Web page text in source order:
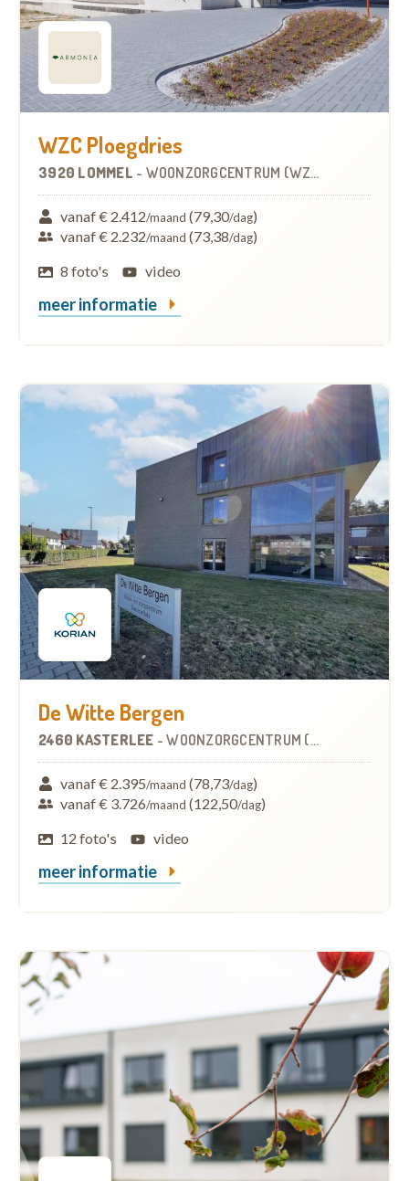
WZC Ploegdries
3920 LOMMEL - WOONZORGCENTRUM (WZC)
vanaf € 2.412/maand (79,30/dag)
vanaf € 2.232/maand (73,38/dag)
8 foto's
video
meer informatie
De Witte Bergen
2460 KASTERLEE -WOONZORGCENTRUM (WZC)
vanaf € 2.395/maand (78,73/dag)
vanaf € 3.726/maand (122,50/dag)
12 foto's
video
meer informatie